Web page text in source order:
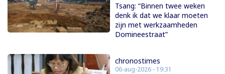
Tsang: “Binnen twee weken
denk ik dat we klaar moeten
zijn met werkzaamheden
Domineestraat”
chronostimes
06-aug-2026 - 19:31